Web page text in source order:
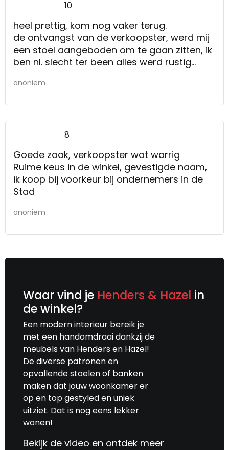
10
heel prettig, kom nog vaker terug.
de ontvangst van de verkoopster, werd mij
een stoel aangeboden om te gaan zitten, ik
ben nl. slecht ter been alles werd rustig
anoniem
8
Goede zaak, verkoopster wat warrig
Ruime keus in de winkel, gevestigde naam,
ik koop bij voorkeur bij ondernemers in de
Stad
anoniem
Waar vind je Henders & Hazel in
de winkel?
Een modern interieur bereik je
met een handomdraai dankzij de
meubels van Henders en Hazel!
De diverse patronen en
opvallende stoelen of banken
maken dat jouw woonkamer er
op en top gestyled en uniek
uitziet. Dat is nog eens lekker
wonen!
Bekijk de video en ontdek meer